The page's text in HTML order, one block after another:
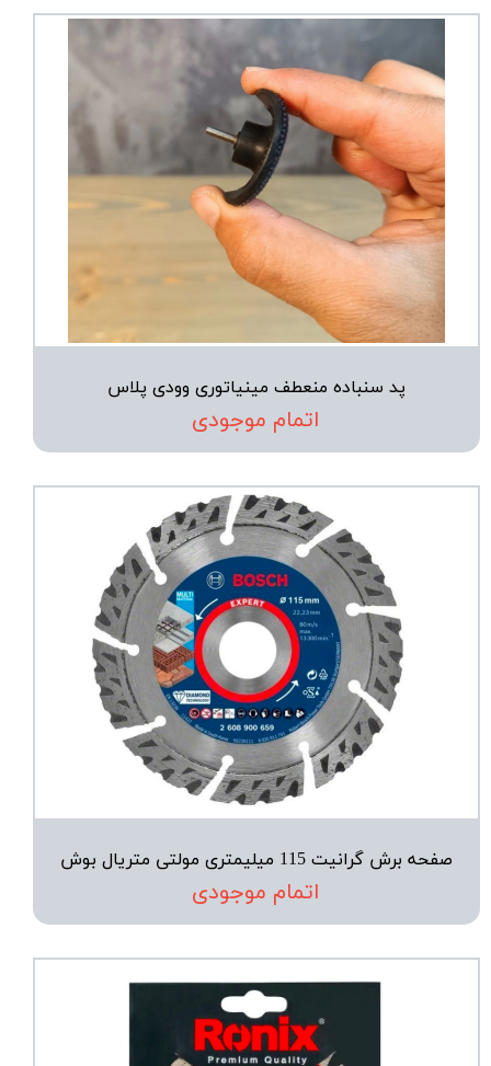
پد سنباده منعطف مینیاتوری وودی پلاس
اتمام موجودی
صفحه برش گرانیت 115 میلیمتری مولتی متریال بوش
اتمام موجودی